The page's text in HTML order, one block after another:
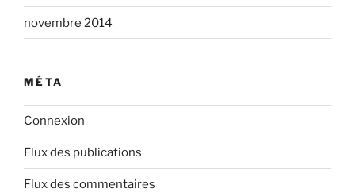
novembre 2014
MÉTA
Connexion
Flux des publications
Flux des commentaires